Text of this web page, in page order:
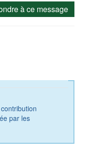
à ce message
par les